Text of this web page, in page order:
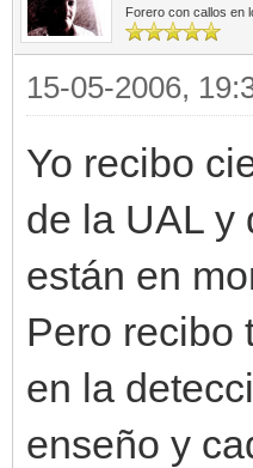
Forero con callos en
15-05-2006,
Yo recibo
de la UAL y
están en
Pero recibo
en la
enseño y